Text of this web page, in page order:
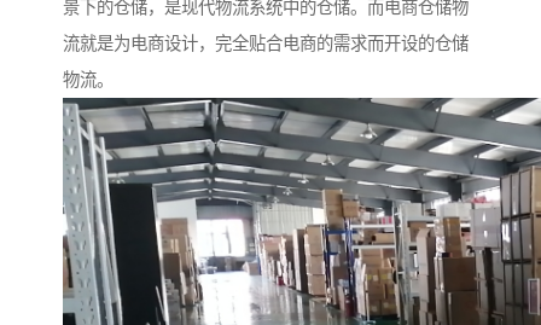
景下的仓储，是现代物流系统中的仓储。而电商仓储物
流就是为电商设计，完全贴合电商的需求而开设的仓储
物流。